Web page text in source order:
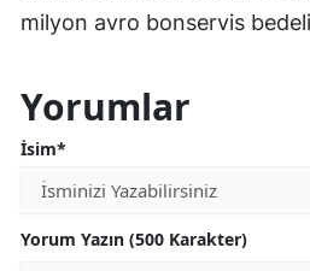
milyon avro bonservis
Yorumlar
İsim*
Yorum Yazın (500 Karakter)